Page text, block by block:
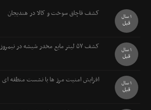
کشف قاچاق سوخت و کالا در هندیجان 1 سال
قبل
کشف ۵۷ ليتر مايع مخدر شيشه در نيمروز 1 سال
قبل
افزایش امنیت مرز ها با نشست منطقه ای 1 سال
قبل